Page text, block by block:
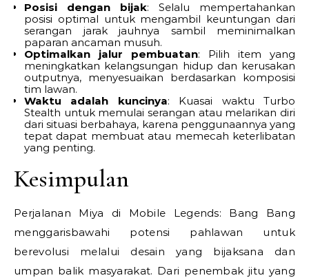
Posisi dengan bijak: Selalu mempertahankan
posisi optimal untuk mengambil keuntungan dari
serangan jarak jauhnya sambil meminimalkan
paparan ancaman musuh.
Optimalkan jalur pembuatan: Pilih item yang
meningkatkan kelangsungan hidup dan kerusakan
outputnya, menyesuaikan berdasarkan komposisi
tim lawan.
Waktu adalah kuncinya: Kuasai waktu Turbo
Stealth untuk memulai serangan atau melarikan diri
dari situasi berbahaya, karena penggunaannya yang
tepat dapat membuat atau memecah keterlibatan
yang penting.
Kesimpulan
Perjalanan Miya di Mobile Legends: Bang Bang
menggarisbawahi potensi pahlawan untuk
berevolusi melalui desain yang bijaksana dan
umpan balik masyarakat. Dari penembak jitu yang